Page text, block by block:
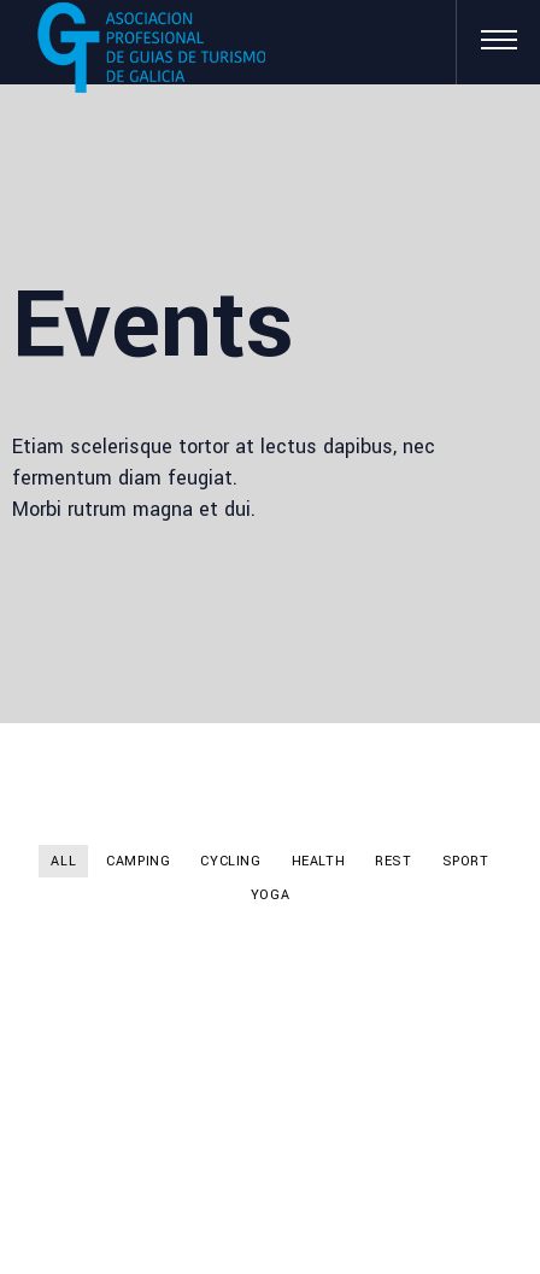
Events
Etiam scelerisque tortor at lectus dapibus, nec
fermentum diam feugiat.
Morbi rutrum magna et dui.
ALL CAMPING CYCLING HEALTH REST
SPORT
YOGA